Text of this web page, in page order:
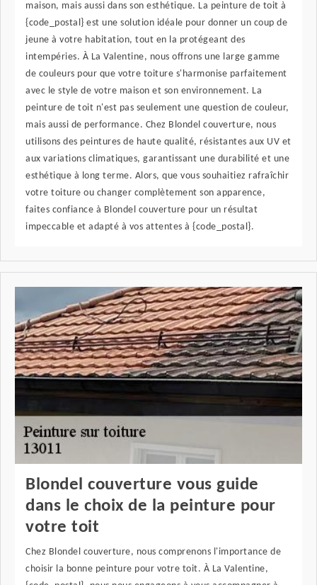
maison, mais aussi dans son esthétique. La peinture de toit à
{code_postal} est une solution idéale pour donner un coup de
jeune à votre habitation, tout en la protégeant des
intempéries. À La Valentine, nous offrons une large gamme
de couleurs pour que votre toiture s'harmonise parfaitement
avec le style de votre maison et son environnement. La
peinture de toit n'est pas seulement une question de couleur,
mais aussi de performance. Chez Blondel couverture, nous
utilisons des peintures de haute qualité, résistantes aux UV et
aux variations climatiques, garantissant une durabilité et une
esthétique à long terme. Alors, que vous souhaitiez rafraîchir
votre toiture ou changer complètement son apparence,
faites confiance à Blondel couverture pour un résultat
impeccable et adapté à vos attentes à {code_postal}.
Blondel couverture vous guide
dans le choix de la peinture pour
votre toit
Chez Blondel couverture, nous comprenons l'importance de
choisir la bonne peinture pour votre toit. À La Valentine,